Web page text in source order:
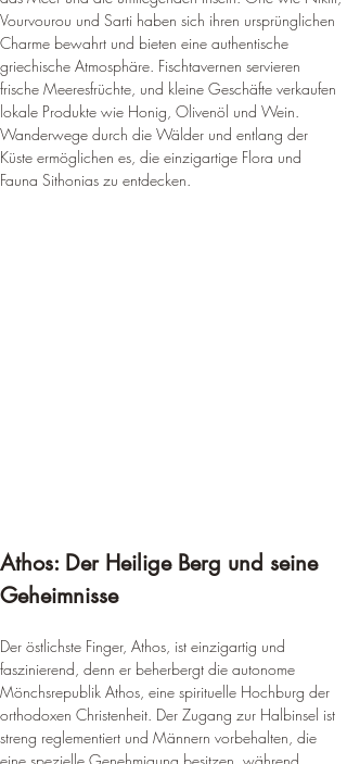
Vourvourou und Sarti haben sich ihren ursprünglichen
Charme bewahrt und bieten eine authentische
griechische Atmosphäre. Fischtavernen servieren
frische Meeresfrüchte, und kleine Geschäfte verkaufen
lokale Produkte wie Honig, Olivenöl und Wein.
Wanderwege durch die Wälder und entlang der
Küste ermöglichen es, die einzigartige Flora und
Fauna Sithonias zu entdecken.
Athos: Der Heilige Berg und seine
Geheimnisse
Der östlichste Finger, Athos, ist einzigartig und
faszinierend, denn er beherbergt die autonome
Mönchsrepublik Athos, eine spirituelle Hochburg der
orthodoxen Christenheit. Der Zugang zur Halbinsel ist
streng reglementiert und Männern vorbehalten, die